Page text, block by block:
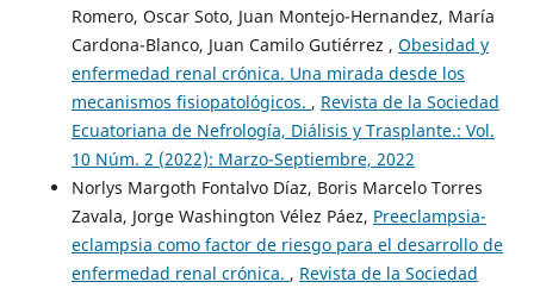
Romero, Oscar Soto, Juan Montejo-Hernandez, María
Cardona-Blanco, Juan Camilo Gutiérrez , Obesidad y
enfermedad renal crónica. Una mirada desde los
mecanismos fisiopatológicos. , Revista de la Sociedad
Ecuatoriana de Nefrología, Diálisis y Trasplante.: Vol.
10 Núm. 2 (2022): Marzo-Septiembre, 2022
Norlys Margoth Fontalvo Díaz, Boris Marcelo Torres
Zavala, Jorge Washington Vélez Páez, Preeclampsia-
eclampsia como factor de riesgo para el desarrollo de
enfermedad renal crónica. , Revista de la Sociedad